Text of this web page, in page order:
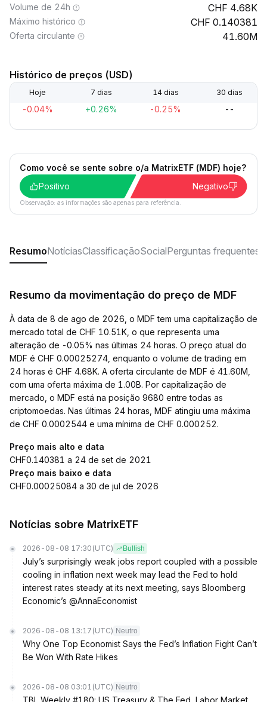
Volume de 24h 4.68K
Máximo histórico 0.140381
Oferta circulante 41.60M
Histórico de preços (USD)
Hoje 7 dias 14 dias 30 dias
-0.04% +0.26% -0.25% --
Como você se sente sobre o/a MatrixETF (MDF) hoje?
Positivo
Negativo
Observação: as informações são apenas para referência.
ResumoNotíciasClassificaçãoSocialPerguntas frequentes
Resumo da movimentação do preço de MDF
À data de 8 de ago de 2026, o MDF tem uma capitalização de
mercado total de CHF 10.51K, o que representa uma
alteração de -0.05% nas últimas 24 horas. O preço atual do
MDF é CHF 0.00025274, enquanto o volume de trading em
24 horas é CHF 4.68K. A oferta circulante de MDF é 41.60M,
com uma oferta máxima de 1.00B. Por capitalização de
mercado, o MDF está na posição 9680 entre todas as
criptomoedas. Nas últimas 24 horas, MDF atingiu uma máxima
de CHF 0.0002544 e uma mínima de CHF 0.000252.
Preço mais alto e data
CHF0.140381 a 24 de set de 2021
Preço mais baixo e data
CHF0.00025084 a 30 de jul de 2026
Notícias sobre MatrixETF
2026-08-08 17:30 (UTC) Bullish
July’s surprisingly weak jobs report coupled with a possible
cooling in inflation next week may lead the Fed to hold
interest rates steady at its next meeting, says Bloomberg
Economic’s @AnnaEconomist
2026-08-08 13:17 (UTC) Neutro
Why One Top Economist Says the Fed’s Inflation Fight Can’t
Be Won With Rate Hikes
2026-08-08 03:01 (UTC) Neutro
TBL Weekly #180: US Treasury & The Fed, Labor Market,